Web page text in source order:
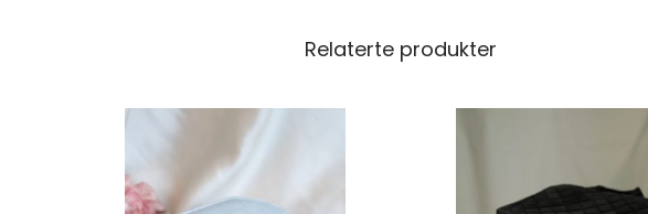
Relaterte produkter